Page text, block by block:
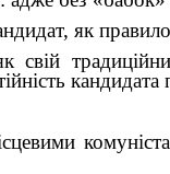
як
свій